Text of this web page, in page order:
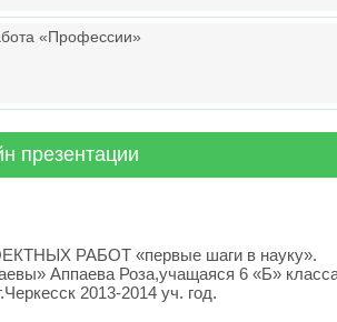
«Профессии»
презентации
РАБОТ «первые шаги в науку».
Аппаева Роза,учащаяся 6 «Б»
2013-2014 уч. год.